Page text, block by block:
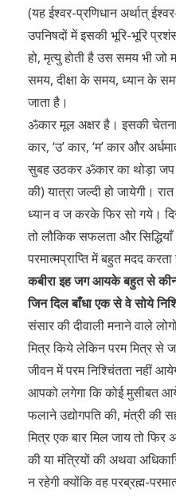
(यह ईश्वर-प्रणिधान अर्थात्
उपनिषदों में इसकी भूरि-भूरि
हो, मृत्यु होती है उस समय भी
समय, दीक्षा के समय, ध्यान के
जाता है।
ॐकार मूल अक्षर है। इसकी चेतना
कार, ‘उ’ कार, ‘म’ कार और
सुबह उठकर ॐकार का थोड़ा जप
की) यात्रा जल्दी हो जायेगी।
ध्यान व ज करके फिर सो गये।
तो लौकिक सफलता और
परमात्मप्राप्ति में बहुत मदद
कबीरा इह जग आयके बहुत से
जिन दिल बाँधा एक से वे सोये
संसार की दीवाली मनाने वाले
मित्र किये लेकिन परम मित्र से
जीवन में परम निश्चिंतता नहीं
आपको लगेगा कि कोई मुसीबत
फलाने उद्योगपति की, मंत्री की
मित्र एक बार मिल जाय तो फिर
की या मंत्रियों की अथवा
न रहेगी क्योंकि वह परब्रह्म-